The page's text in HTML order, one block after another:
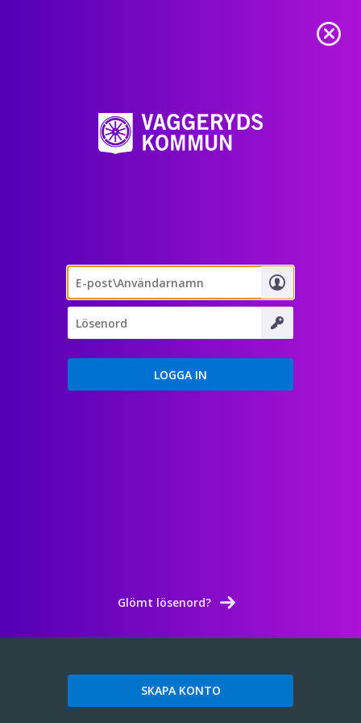
Glömt lösenord?
SKAPA KONTO